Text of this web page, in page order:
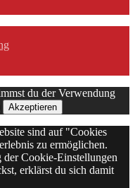
du der Verwendung
Akzeptieren
sind auf "Cookies
zu ermöglichen.
der Cookie-Einstellungen
erklärst du sich damit